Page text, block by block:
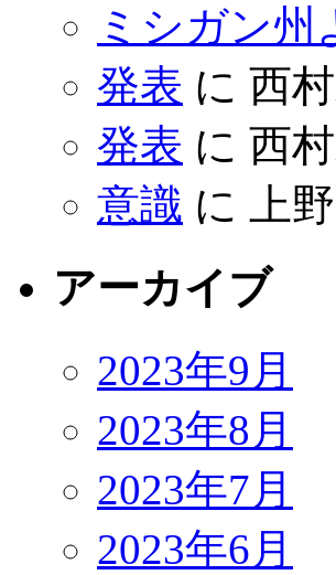
ミシガン州
発表 に 西
発表 に 西
意識 に 上
アーカイブ
2023年9月
2023年8月
2023年7月
2023年6月